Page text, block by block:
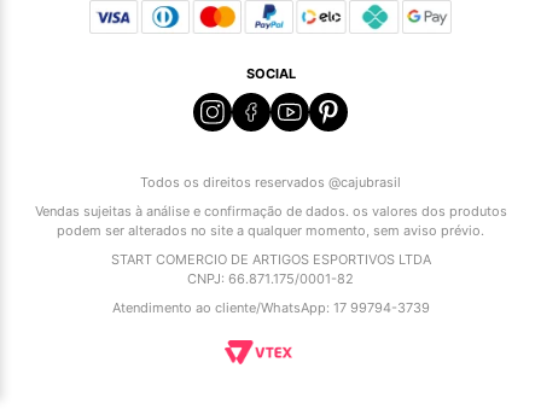
SOCIAL
Todos os direitos reservados @cajubrasil
Vendas sujeitas à análise e confirmação de dados. os valores dos produtos
podem ser alterados no site a qualquer momento, sem aviso prévio.
START COMERCIO DE ARTIGOS ESPORTIVOS LTDA
CNPJ: 66.871.175/0001-82
Atendimento ao cliente/WhatsApp: 17 99794-3739